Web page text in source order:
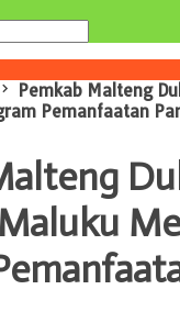
Pemkab Malteng
Pemanfaatan